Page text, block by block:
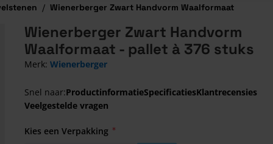
/ Wienerberger Zwart Handvorm Waalformaat
Wienerberger Zwart Handvorm
Waalformaat - pallet à 376 stuks
Merk: Wienerberger
Snel naar:ProductinformatieSpecificatiesKlantrecensies
Veelgestelde vragen
Kies een Verpakking